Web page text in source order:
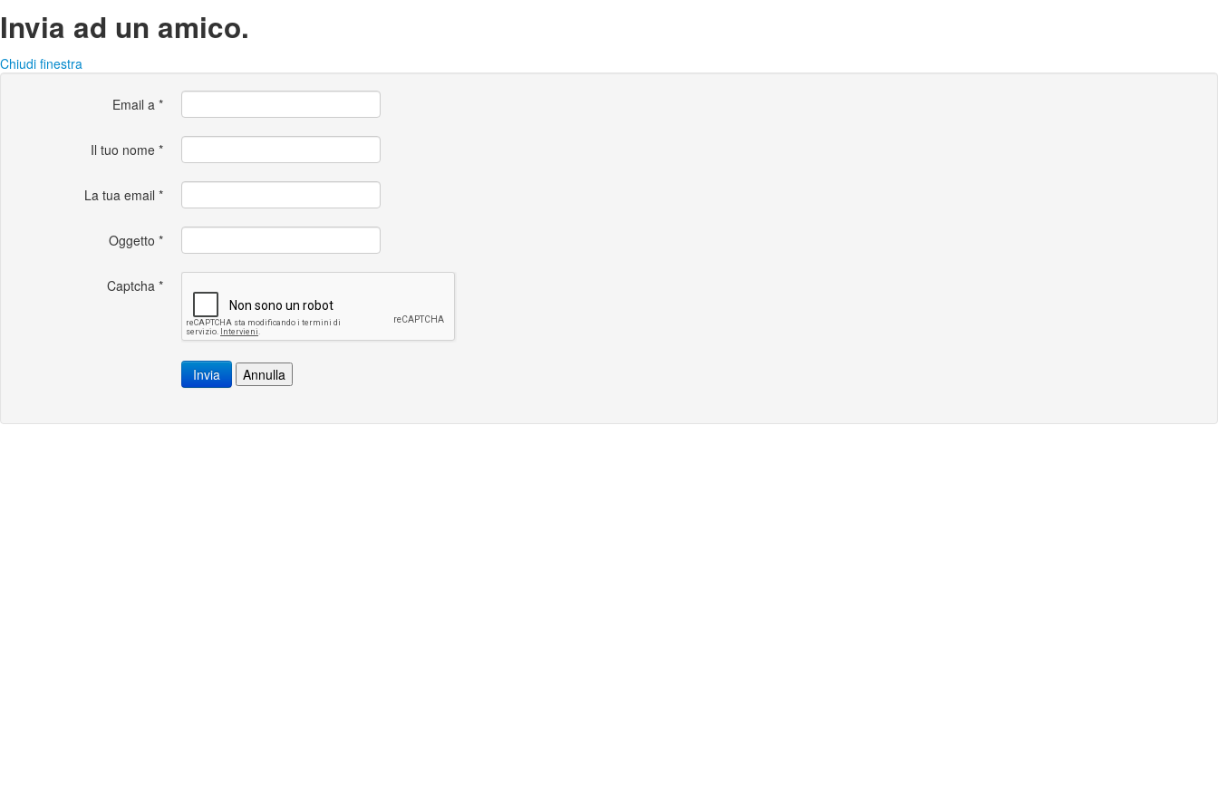
Invia ad un amico.
Chiudi finestra
Email a *
Il tuo nome *
La tua email *
Oggetto *
Captcha *
Invia Annulla